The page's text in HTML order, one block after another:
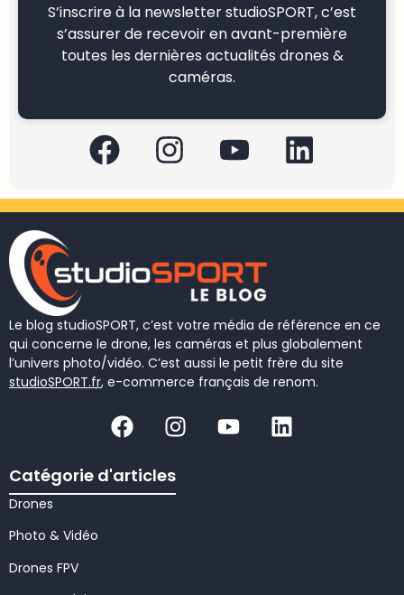
S’inscrire à la newsletter studioSPORT, c’est
s’assurer de recevoir en avant-première
toutes les dernières actualités drones &
caméras.
Le blog studioSPORT, c’est votre média de référence en ce
qui concerne le drone, les caméras et plus globalement
l’univers photo/vidéo. C’est aussi le petit frère du site
studioSPORT.fr, e-commerce français de renom.
Catégorie d'articles
Drones
Photo & Vidéo
Drones FPV